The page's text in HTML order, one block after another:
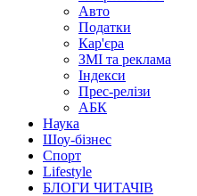
Авто
Податки
Кар'єра
ЗМІ та реклама
Індекси
Прес-релізи
АБК
Наука
Шоу-бізнес
Спорт
Lifestyle
БЛОГИ ЧИТАЧІВ